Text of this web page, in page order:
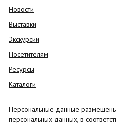
Новости
Выставки
Экскурсии
Посетителям
Ресурсы
Каталоги
Персональные данные размещены
персональных данных, в